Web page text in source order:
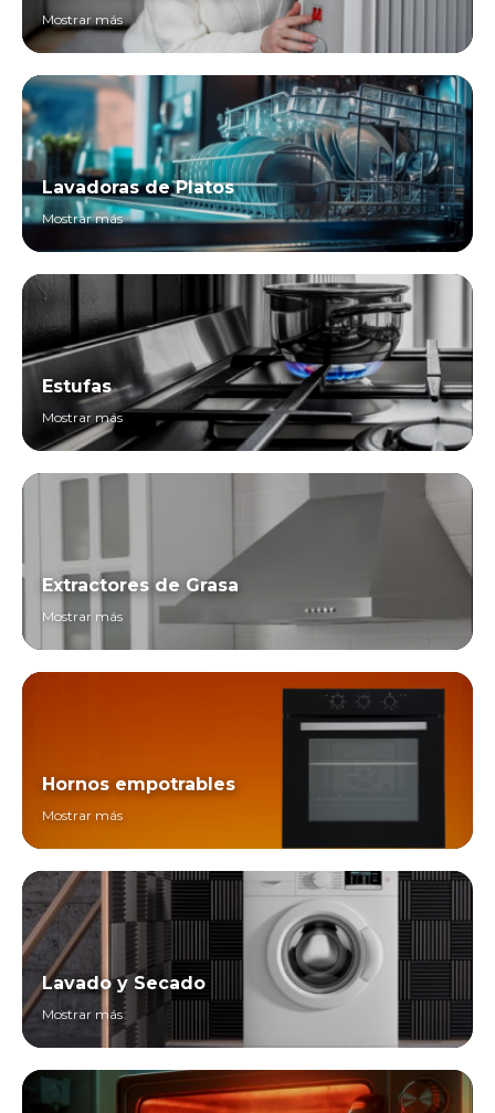
Mostrar más
Lavadoras de Platos
Mostrar más
Estufas
Mostrar más
Extractores de Grasa
Mostrar más
Hornos empotrables
Mostrar más
Lavado y Secado
Mostrar más